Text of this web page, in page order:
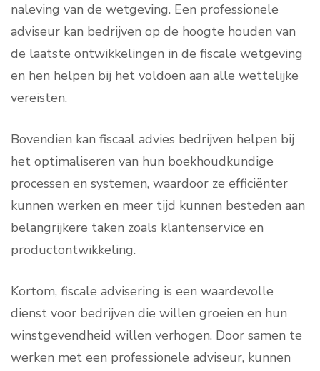
naleving van de wetgeving. Een professionele
adviseur kan bedrijven op de hoogte houden van
de laatste ontwikkelingen in de fiscale wetgeving
en hen helpen bij het voldoen aan alle wettelijke
vereisten.
Bovendien kan fiscaal advies bedrijven helpen bij
het optimaliseren van hun boekhoudkundige
processen en systemen, waardoor ze efficiënter
kunnen werken en meer tijd kunnen besteden aan
belangrijkere taken zoals klantenservice en
productontwikkeling.
Kortom, fiscale advisering is een waardevolle
dienst voor bedrijven die willen groeien en hun
winstgevendheid willen verhogen. Door samen te
werken met een professionele adviseur, kunnen